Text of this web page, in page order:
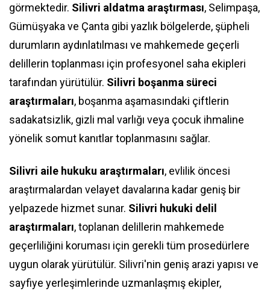
görmektedir. Silivri aldatma araştırması, Selimpaşa,
Gümüşyaka ve Çanta gibi yazlık bölgelerde, şüpheli
durumların aydınlatılması ve mahkemede geçerli
delillerin toplanması için profesyonel saha ekipleri
tarafından yürütülür. Silivri boşanma süreci
araştırmaları, boşanma aşamasındaki çiftlerin
sadakatsizlik, gizli mal varlığı veya çocuk ihmaline
yönelik somut kanıtlar toplanmasını sağlar.
Silivri aile hukuku araştırmaları, evlilik öncesi
araştırmalardan velayet davalarına kadar geniş bir
yelpazede hizmet sunar. Silivri hukuki delil
araştırmaları, toplanan delillerin mahkemede
geçerliliğini koruması için gerekli tüm prosedürlere
uygun olarak yürütülür. Silivri'nin geniş arazi yapısı ve
sayfiye yerleşimlerinde uzmanlaşmış ekipler,